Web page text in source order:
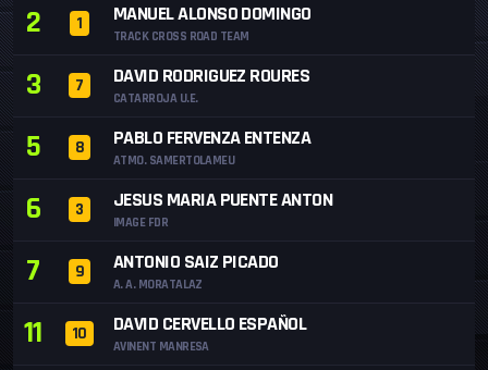
2 1 MANUEL ALONSO DOMINGO
TRACK CROSS ROAD TEAM
3 7 DAVID RODRIGUEZ ROURES
CATARROJA U.E.
5 8 PABLO FERVENZA ENTENZA
ATMO. SAMERTOLAMEU
6 3 JESUS MARIA PUENTE ANTON
IMAGE FDR
7 9 ANTONIO SAIZ PICADO
A. A. MORATALAZ
11 10 DAVID CERVELLO ESPAÑOL
AVINENT MANRESA